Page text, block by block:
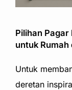
Pilihan Pagar
untuk Rumah
Untuk
deretan